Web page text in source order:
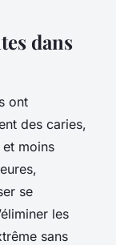
dans
ont
des caries,
moins
se
les
sans